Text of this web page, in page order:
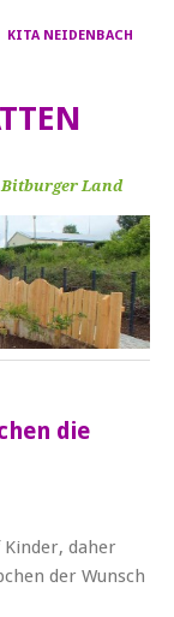
KITA NEIDENBACH
Land
die
daher
der Wunsch